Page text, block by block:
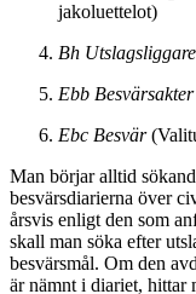
jakoluettelot)
Bh Utslagsliggare
Ebb Besvärsakter
Ebc Besvär
Man börjar alltid
besvärsdiarierna över
årsvis enligt den som
skall man söka efter
besvärsmål. Om den
är nämnt i diariet, hittar